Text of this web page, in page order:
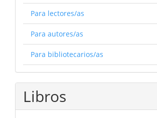
Para lectores/as
Para autores/as
Para bibliotecarios/as
Libros